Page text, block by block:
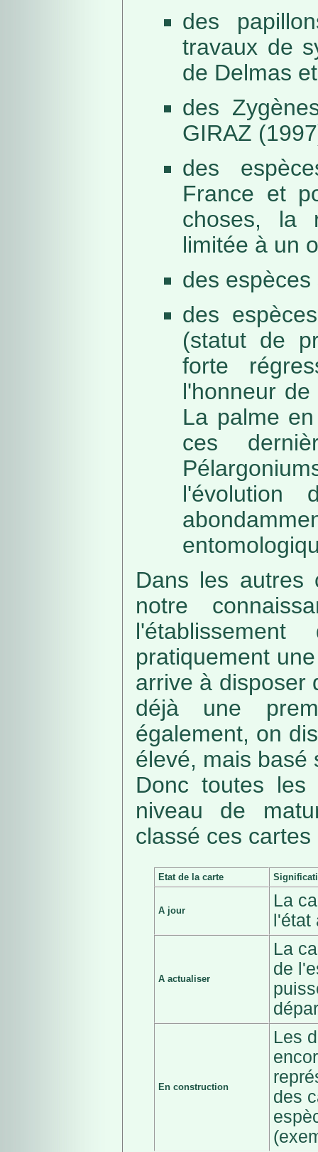
des
travaux de
de Delmas
des
GIRAZ
des
France et
choses, la
limitée à un
des
des
(statut de
forte
l'honneur
La palme
ces
l'évolution
Dans les autres
notre
pratiquement
arrive à disposer
déjà une
également, on
élevé, mais basé
Donc toutes
niveau de
classé ces
Etat de la carte
A jour
La
A actualiser
La
de
En construction
Les
des